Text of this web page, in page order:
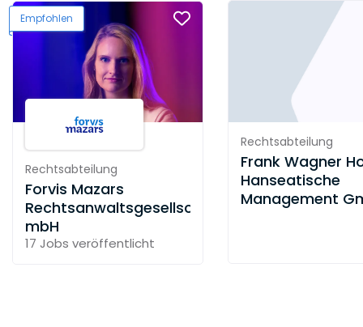
Empfohlen
Rechtsabteilung
Forvis Mazars
Rechtsanwaltsgesellschaft
mbH
17 Jobs veröffentlicht
Rechtsabteilung
Frank Wagner
Hanseatische
Management